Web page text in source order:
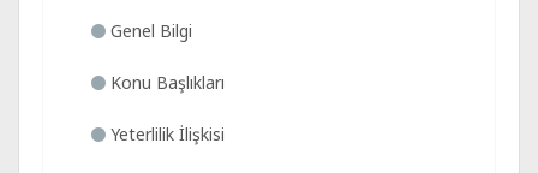
Genel Bilgi
Konu Başlıkları
Yeterlilik İlişkisi